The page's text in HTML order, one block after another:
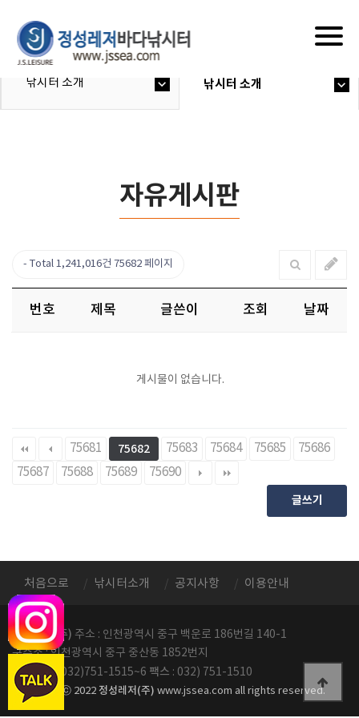
낚시터 소개 낚시터 소개
자유게시판
Total 1,241,016건 75682 페이지
번호 제목 글쓴이 조회 날짜
게시물이 없습니다.
75681 75682 75683 75684 75685
75686
75687
75688 75689 75690
글쓰기
처음으로 낚시터소개 공지사항 이용안내
정성레저(주) 주소 : 인천광역시 중구 백운로 186번길 140-1
구주소 : 인천광역시 중구 중산동 1852번지
전화번호: 032)751-1515~6 팩스 : 032) 751-1510
copyright ⓒ 2022 정성레저(주) www.jssea.com all rights reserved.